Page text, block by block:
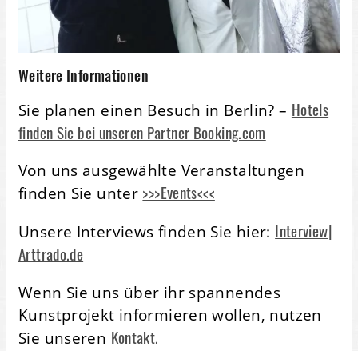
Weitere Informationen
Sie planen einen Besuch in Berlin? – Hotels
finden Sie bei unseren Partner Booking.com
Von uns ausgewählte Veranstaltungen
finden Sie unter >>>Events<<<
Unsere Interviews finden Sie hier: Interview|
Arttrado.de
Wenn Sie uns über ihr spannendes
Kunstprojekt informieren wollen, nutzen
Sie unseren Kontakt.